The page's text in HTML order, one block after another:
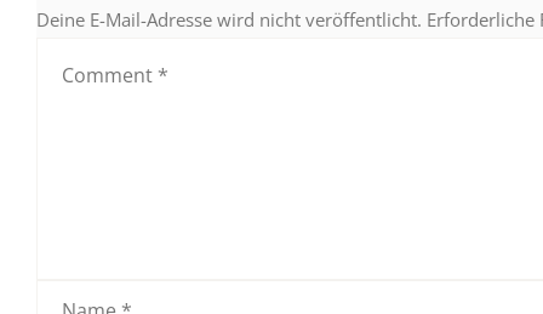
Deine E-Mail-Adresse wird nicht veröffentlicht.